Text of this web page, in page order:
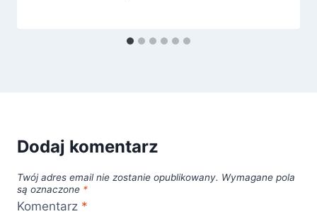
Dodaj komentarz
Twój adres email nie zostanie opublikowany. Wymagane pola
są oznaczone *
Komentarz *